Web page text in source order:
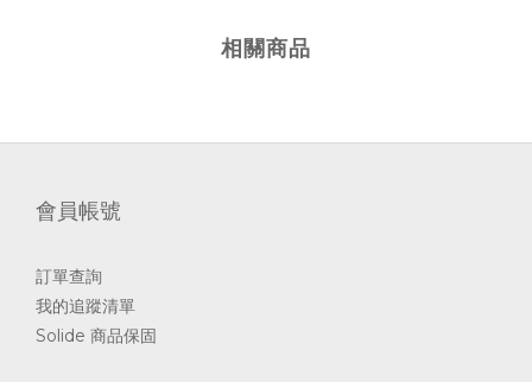
相關商品
會員帳號
訂單查詢
我的追蹤清單
Solide 商品保固